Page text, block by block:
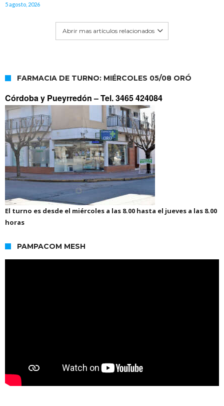
5 agosto, 2026
Abrir mas artículos relacionados
FARMACIA DE TURNO: MIÉRCOLES 05/08 ORÓ
Córdoba y Pueyrredón –Tel. 3465 424084
El turno es desde el miércoles a las 8.00 hasta el jueves a las 8.00
horas
PAMPACOM MESH